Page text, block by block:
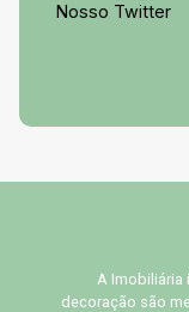
Nosso Twitter
A Imobiliária
decoração são